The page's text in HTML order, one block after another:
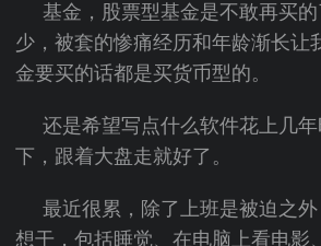
基金，股票型基金是不敢再买的
少，被套的惨痛经历和年龄渐长让
金要买的话都是买货币型的。
还是希望写点什么软件花上几年
下，跟着大盘走就好了。
最近很累，除了上班是被迫之外
想干，包括睡觉、在电脑上看电影